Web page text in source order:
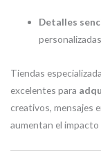
Detalles
Tiendas
excelentes para
creativos, mensajes
aumentan el impacto